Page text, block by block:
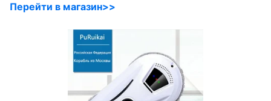
Перейти в магазин>>